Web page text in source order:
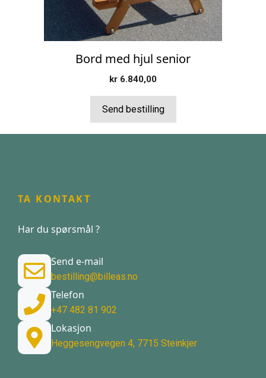
Bord med hjul senior
kr 6.840,00
Send bestilling
TA KONTAKT
Har du spørsmål ?
Send e-mail
bestilling@billeas.no
Telefon
+47 482 81 902
Lokasjon
Heggesengvegen 4, 7715 Steinkjer